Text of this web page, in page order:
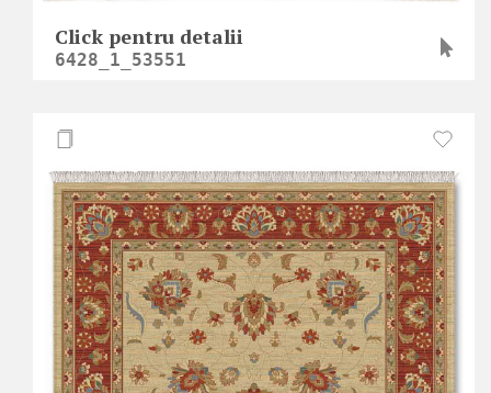
Click pentru detalii
6428_1_53551